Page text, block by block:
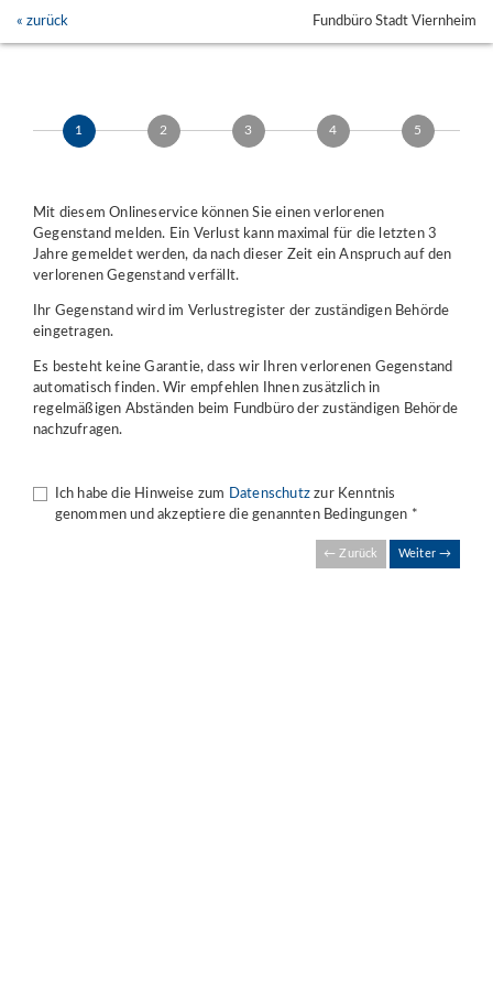
« zurück Fundbüro Stadt Viernheim
1 2 3 4 5
Mit diesem Onlineservice können Sie einen verlorenen
Gegenstand melden. Ein Verlust kann maximal für die letzten 3
Jahre gemeldet werden, da nach dieser Zeit ein Anspruch auf den
verlorenen Gegenstand verfällt.
Ihr Gegenstand wird im Verlustregister der zuständigen Behörde
eingetragen.
Es besteht keine Garantie, dass wir Ihren verlorenen Gegenstand
automatisch finden. Wir empfehlen Ihnen zusätzlich in
regelmäßigen Abständen beim Fundbüro der zuständigen Behörde
nachzufragen.
Ich habe die Hinweise zum Datenschutzzur Kenntnis
genommen und akzeptiere die genannten Bedingungen *
← Zurück Weiter →